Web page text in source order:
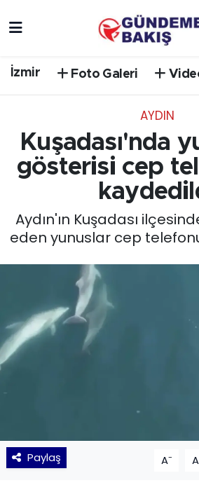
İzmir Foto Galeri
AYDIN
Kuşadası'nda
gösterisi cep
Aydın'ın Kuşadası
eden yunuslar cep
Paylaş A- A
EGE
EKONOMİ
English News
GÜNCEL
KÜLTÜR SANAT
SAĞLIK
Süper Lig Puan Durumu
Tüm Manşetler
Son Dakika Haberleri
Haber Arşivi